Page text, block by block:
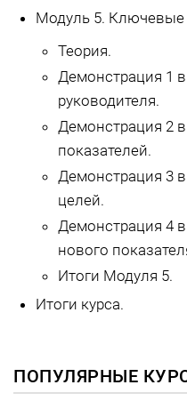
Модуль 5. Ключевые
Теория.
Демонстрация 1
руководителя.
Демонстрация 2
показателей.
Демонстрация 3
целей.
Демонстрация 4
нового
Итоги Модуля 5.
Итоги курса.
ПОПУЛЯРНЫЕ